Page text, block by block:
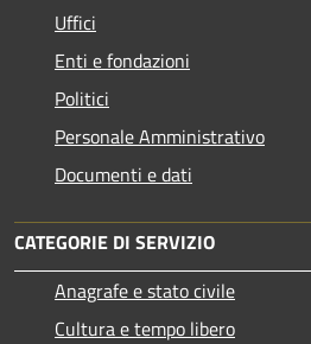
Uffici
Enti e fondazioni
Politici
Personale Amministrativo
Documenti e dati
CATEGORIE DI SERVIZIO
Anagrafe e stato civile
Cultura e tempo libero